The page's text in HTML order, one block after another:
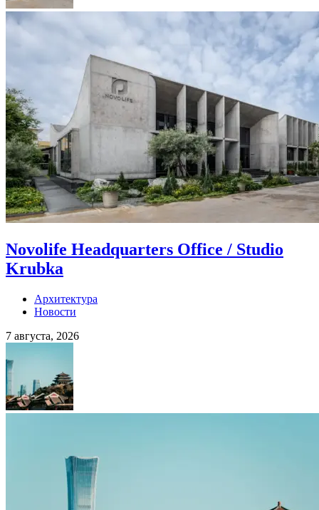
Novolife Headquarters Office / Studio
Krubka
Архитектура
Новости
7 августа, 2026